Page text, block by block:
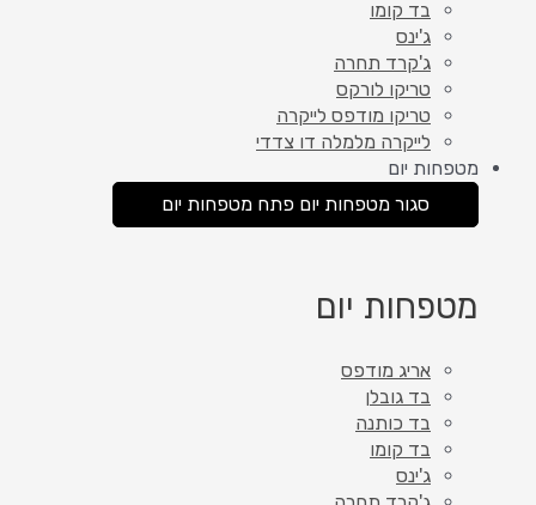
בד קומו
ג'ינס
ג'קרד תחרה
טריקו לורקס
טריקו מודפס לייקרה
לייקרה מלמלה דו צדדי
מטפחות יום
סגור מטפחות יום פתח מטפחות יום
מטפחות יום
אריג מודפס
בד גובלן
בד כותנה
בד קומו
ג'ינס